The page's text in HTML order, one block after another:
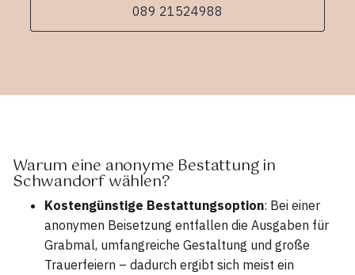
089 21524988
Warum eine anonyme Bestattung in
Schwandorf wählen?
Kostengünstige Bestattungsoption: Bei einer
anonymen Beisetzung entfallen die Ausgaben für
Grabmal, umfangreiche Gestaltung und große
Trauerfeiern – dadurch ergibt sich meist ein